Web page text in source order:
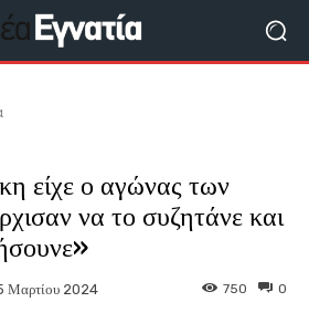
είχε ο αγώνας των
να το συζητάνε και
Μαρτίου 2024 0
750